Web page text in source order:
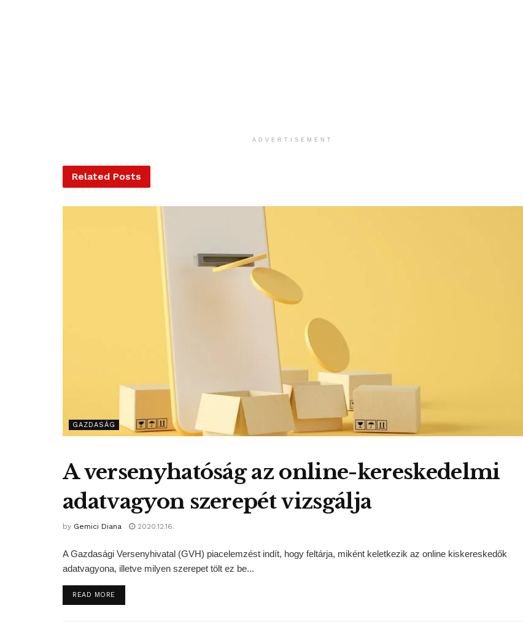
ADVERTISEMENT
Related Posts
GAZDASÁG
A versenyhatóság az online-kereskedelmi
adatvagyon szerepét vizsgálja
by Gemici Diana 2020.12.16.
A Gazdasági Versenyhivatal (GVH) piacelemzést indít, hogy feltárja, miként keletkezik az online kiskereskedők
adatvagyona, illetve milyen szerepet tölt ez be...
READ MOREDETAILS